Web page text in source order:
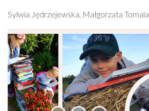
Sylwia Jędrzejewska, Małgorzata Tomala